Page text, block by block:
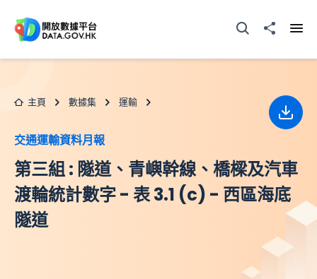
打開搜尋器分享至
主頁 數據集 運輸
交通運輸資料月報
第三組 : 隧道、青嶼幹線、橋樑及汽車
渡輪統計數字 - 表 3.1 (c) - 西區海底
隧道
下載